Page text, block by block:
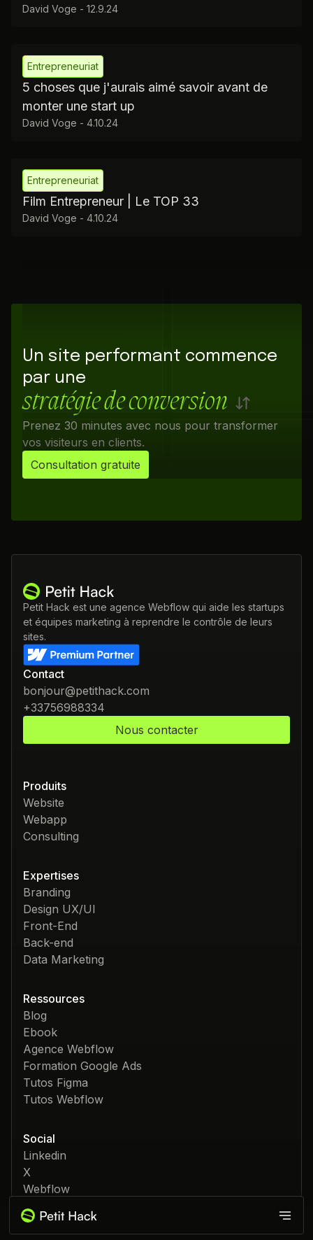
Produits
David Voge - 12.9.24
Entrepreneuriat
5 choses que j'aurais aimé savoir avant de
monter une start up
David Voge - 4.10.24
Entrepreneuriat
Film Entrepreneur | Le TOP 33
David Voge - 4.10.24
Un site performant commence
par une
stratégie de conversion
Prenez 30 minutes avec nous pour transformer
vos visiteurs en clients.
Consultation gratuite
Petit Hack est une agence Webflow qui aide les startups
et équipes marketing à reprendre le contrôle de leurs
sites.
Contact
bonjour@petithack.com
+33756988334
Nous contacter
Produits
Website
Webapp
Consulting
Expertises
Branding
Design UX/UI
Front-End
Back-end
Data Marketing
Ressources
Blog
Ebook
Agence Webflow
Formation Google Ads
Tutos Figma
Tutos Webflow
Social
Linkedin
X
Webflow
Dribbble